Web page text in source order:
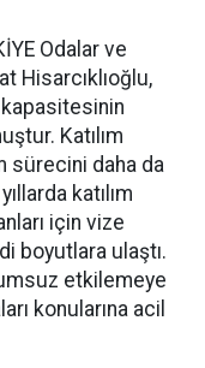
Odalar ve
Hisarcıklıoğlu,
Katılım
sürecini daha da
katılım
için vize
boyutlara ulaştı.
etkilemeye
konularına acil